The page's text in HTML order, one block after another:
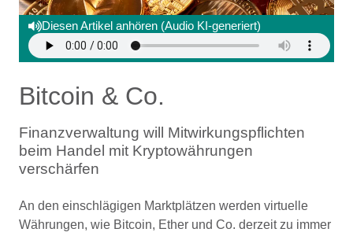
Diesen Artikel anhören (Audio KI-generiert)
Bitcoin & Co.
Finanzverwaltung will Mitwirkungspflichten
beim Handel mit Kryptowährungen
verschärfen
An den einschlägigen Marktplätzen werden virtuelle
Währungen, wie Bitcoin, Ether und Co. derzeit zu immer